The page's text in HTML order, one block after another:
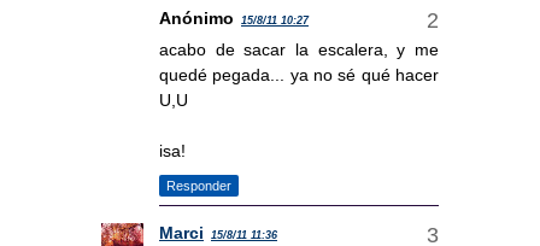
Anónimo 15/8/11 10:27
acabo de sacar la escalera, y me
quedé pegada... ya no sé qué hacer
U,U
isa!
Responder
Marci 15/8/11 11:36